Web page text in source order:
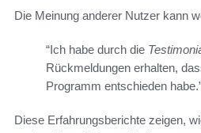
Die Meinung anderer Nutzer kann
“Ich habe durch die
Rückmeldungen erhalten,
Programm entschieden
Diese Erfahrungsberichte zeigen,